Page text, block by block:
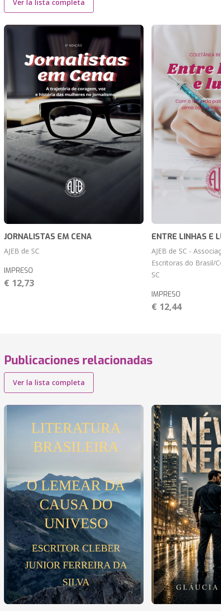
Ver la lista completa
JORNALISTAS EM CENA
AJEB de SC
IMPRESO
€ 12,73
ENTRE LINHAS E
AJEB de SC -
Escritoras do Brasil/
SC
IMPRESO
€ 12,44
Publicaciones relacionadas
Ver la lista completa